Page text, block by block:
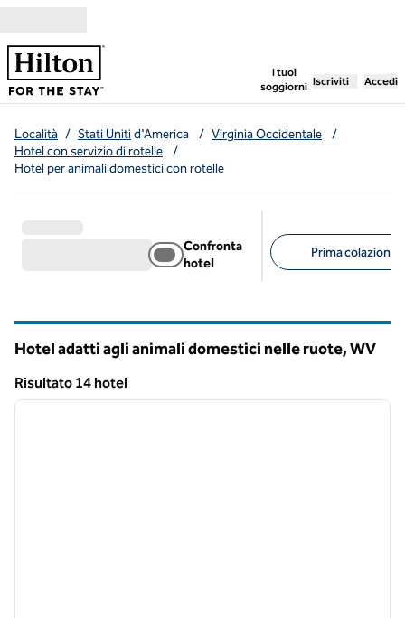
I tuoi
soggiorni
, apre una
Iscriviti Accedi
Località / Stati Unitid'America / Virginia Occidentale
/
Hotel con servizio di rotelle
/
Hotel per animali domestici con rotelle
Confronta
hotel
Prima colazione
Hotel adatti agli animali domestici nelle ruote,WV
Risultato 14 hotel
Risultato 14 hotel
1 di 12